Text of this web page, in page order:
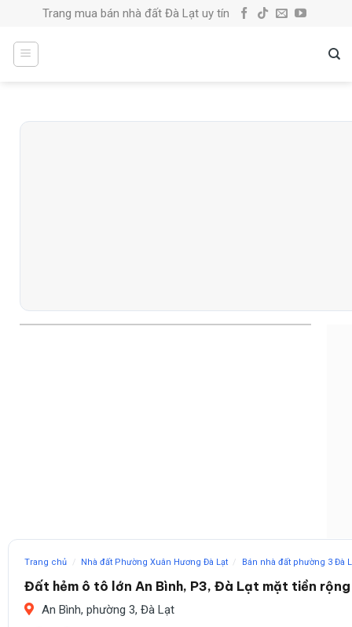
content
Trang mua bán nhà đất Đà Lạt uy tín
Trang chủ / Nhà đất Phường Xuân Hương Đà Lạt / Bán nhà đất phường 3 Đà
Đất hẻm ô tô lớn An Bình, P3, Đà Lạt mặt tiền rộng
An Bình, phường 3, Đà Lạt